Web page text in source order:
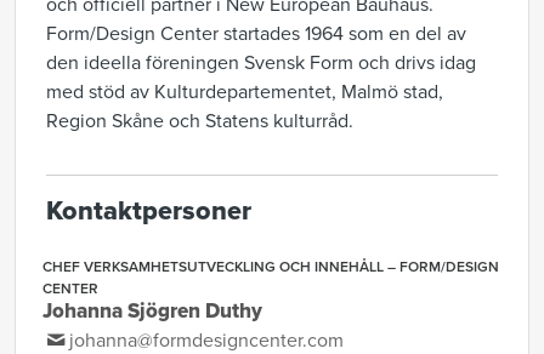
och officiell partner i New European Bauhaus.
Form/Design Center startades 1964 som en del av
den ideella föreningen Svensk Form och drivs idag
med stöd av Kulturdepartementet, Malmö stad,
Region Skåne och Statens kulturråd.
Kontaktpersoner
CHEF VERKSAMHETSUTVECKLING OCH INNEHÅLL – FORM/DESIGN
CENTER
Johanna Sjögren Duthy
johanna@formdesigncenter.com